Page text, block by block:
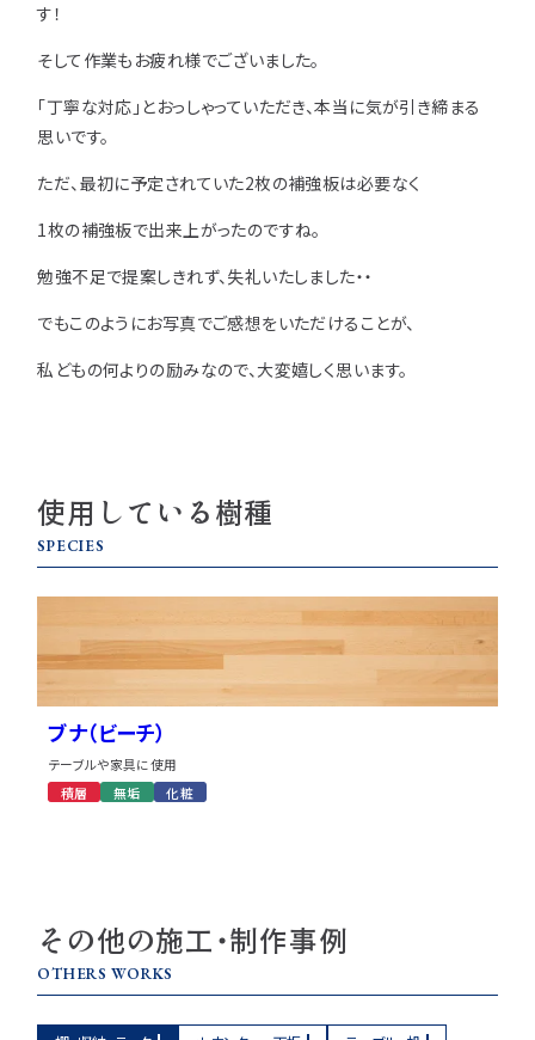
す！
そして作業もお疲れ様でございました。
「丁寧な対応」とおっしゃっていただき、本当に気が引き締まる
思いです。
ただ、最初に予定されていた2枚の補強板は必要なく
1枚の補強板で出来上がったのですね。
勉強不足で提案しきれず、失礼いたしました・・
でもこのようにお写真でご感想をいただけることが、
私どもの何よりの励みなので、大変嬉しく思います。
使用している樹種
SPECIES
ブナ（ビーチ）
テーブルや家具に使用
積層
無垢 化粧
その他の施工・制作事例
OTHERS WORKS